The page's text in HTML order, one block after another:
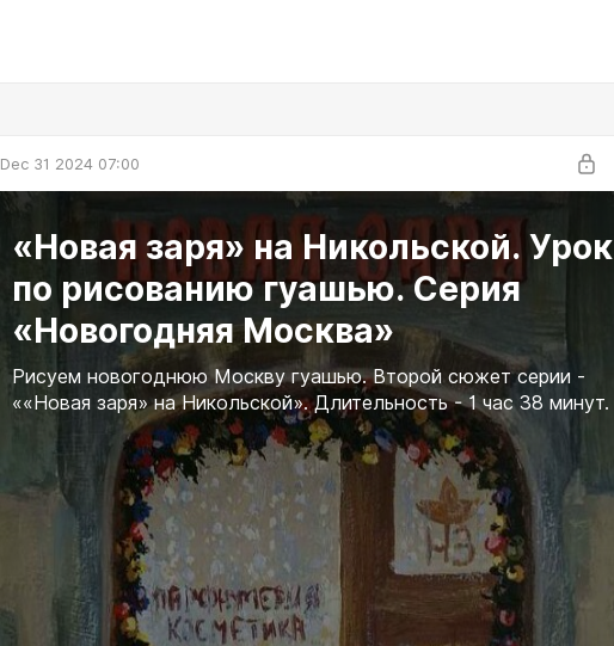
Dec 31 2024 07:00
«Новая заря» на Никольской. Урок
по рисованию гуашью. Серия
«Новогодняя Москва»
Рисуем новогоднюю Москву гуашью. Второй сюжет серии -
««Новая заря» на Никольской». Длительность - 1 час 38 минут.